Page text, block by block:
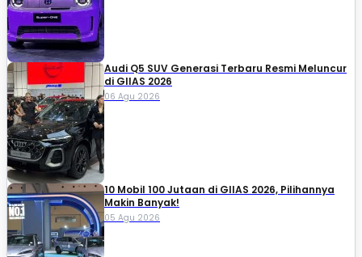
Audi Q5 SUV Generasi Terbaru Resmi Meluncur
di GIIAS 2026
06 Agu 2026
10 Mobil 100 Jutaan di GIIAS 2026, Pilihannya
Makin Banyak!
05 Agu 2026